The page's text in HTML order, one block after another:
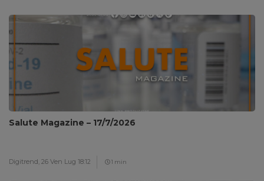
Salute Magazine – 17/7/2026
Digitrend, 26 Ven Lug 18:12 1 min